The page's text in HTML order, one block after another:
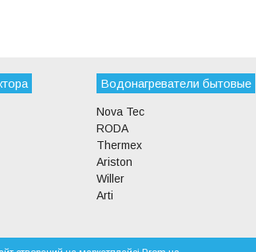
Водонагреватели бытовые
Nova Tec
RODA
Thermex
Ariston
Willer
Arti